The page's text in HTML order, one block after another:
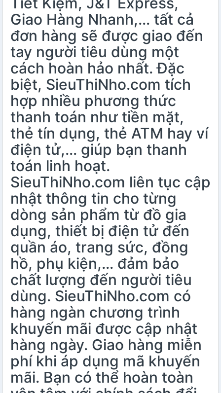
Giao Hàng Nhanh,… tất cả
đơn hàng sẽ được giao đến
tay người tiêu dùng một
cách hoàn hảo nhất. Đặc
biệt, SieuThiNho.com tích
hợp nhiều phương thức
thanh toán như tiền mặt,
thẻ tín dụng, thẻ ATM hay ví
điện tử,… giúp bạn thanh
toán linh hoạt.
SieuThiNho.com liên tục cập
nhật thông tin cho từng
dòng sản phẩm từ đồ gia
dụng, thiết bị điện tử đến
quần áo, trang sức, đồng
hồ, phụ kiện,… đảm bảo
chất lượng đến người tiêu
dùng. SieuThiNho.com có
hàng ngàn chương trình
khuyến mãi được cập nhật
hàng ngày. Giao hàng miễn
phí khi áp dụng mã khuyến
mãi. Bạn có thể hoàn toàn